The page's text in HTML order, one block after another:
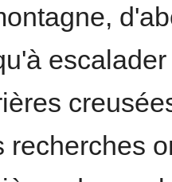
recherches